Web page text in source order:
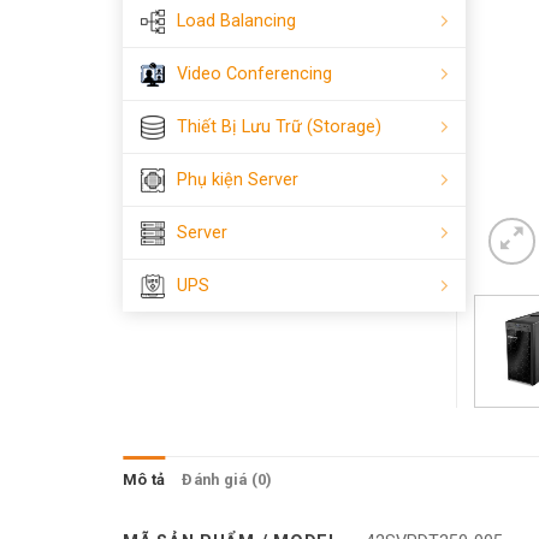
Load Balancing
Video Conferencing
Thiết Bị Lưu Trữ (Storage)
Phụ kiện Server
Server
UPS
Mô tả Đánh giá (0)